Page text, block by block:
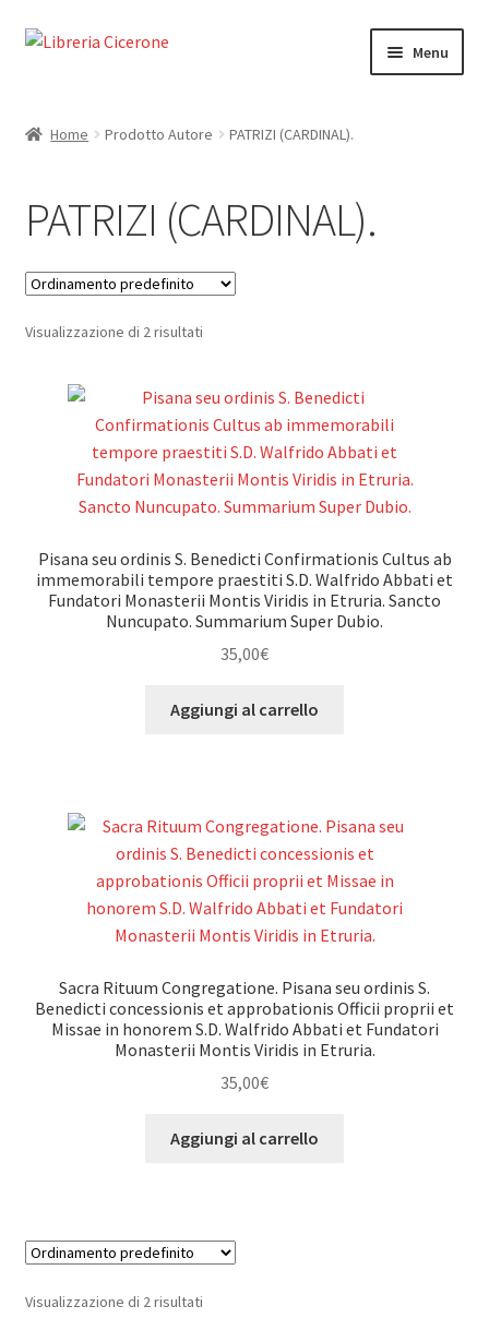
Vai
Vai
Menu
La Storia
Contattaci
Cassa
Carrello
Privacy Policy
Home Prodotto Autore PATRIZI (CARDINAL).
PATRIZI (CARDINAL).
Visualizzazione di 2 risultati
Pisana seu ordinis S. Benedicti Confirmationis Cultus ab
immemorabili tempore praestiti S.D. Walfrido Abbati et
Fundatori Monasterii Montis Viridis in Etruria. Sancto
Nuncupato. Summarium Super Dubio.
35,00€
Aggiungi al carrello
Sacra Rituum Congregatione. Pisana seu ordinis S.
Benedicti concessionis et approbationis Officii proprii et
Missae in honorem S.D. Walfrido Abbati et Fundatori
Monasterii Montis Viridis in Etruria.
35,00€
Aggiungi al carrello
Visualizzazione di 2 risultati